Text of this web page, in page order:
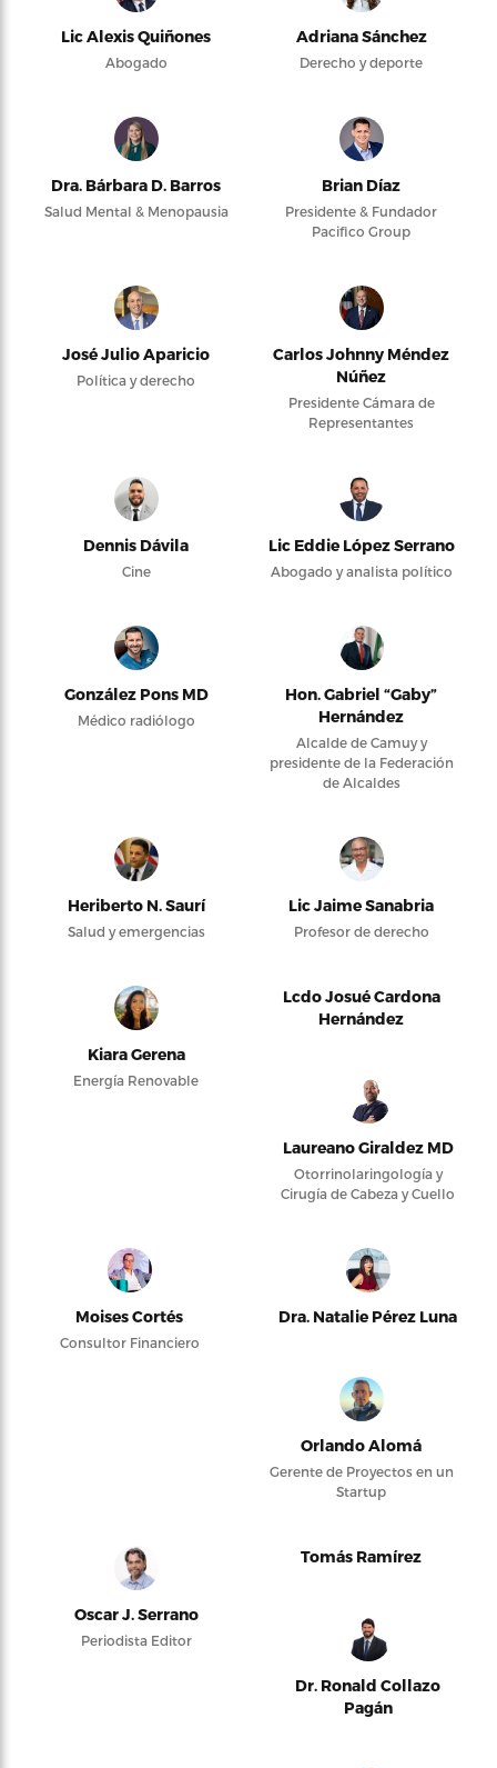
Lic Alexis Quiñones
Abogado
Adriana Sánchez
Derecho y deporte
Dra. Bárbara D. Barros
Salud Mental & Menopausia
Brian Díaz
Presidente & Fundador
Pacifico Group
José Julio Aparicio
Política y derecho
Carlos Johnny Méndez
Núñez
Presidente Cámara de
Representantes
Dennis Dávila
Cine
Lic Eddie López Serrano
Abogado y analista político
González Pons MD
Médico radiólogo
Hon. Gabriel “Gaby”
Hernández
Alcalde de Camuy y
presidente de la Federación
de Alcaldes
Heriberto N. Saurí
Salud y emergencias
Lic Jaime Sanabria
Profesor de derecho
Kiara Gerena
Energía Renovable
Lcdo Josué Cardona
Hernández
Laureano Giraldez MD
Otorrinolaringología y
Cirugía de Cabeza y Cuello
Moises Cortés
Consultor Financiero
Dra. Natalie Pérez Luna
Orlando Alomá
Gerente de Proyectos en un
Startup
Oscar J. Serrano
Periodista Editor
Tomás Ramírez
Dr. Ronald Collazo
Pagán